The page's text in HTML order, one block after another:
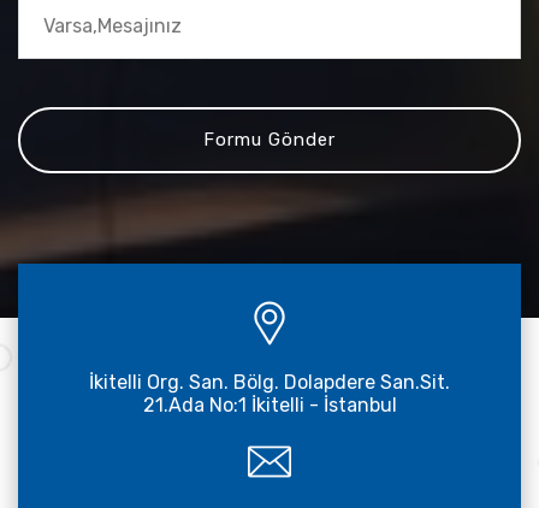
İkitelli Org. San. Bölg. Dolapdere San.Sit.
21.Ada No:1 İkitelli - İstanbul